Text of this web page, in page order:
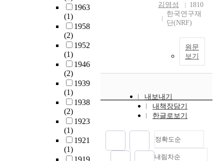
1963
(1)
1958
(2)
1952
(1)
1946
(2)
1939
(1)
1938
(2)
1923
(1)
1921
(1)
김영성
1810
한국연구재
단(NRF)
원문
보기
내보내기
내책장담기
한글로보기
정확도순
내림차순